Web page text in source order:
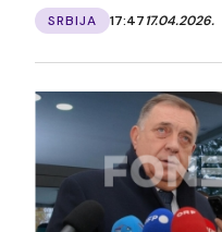
SRBIJA 17:4717.04.2026.